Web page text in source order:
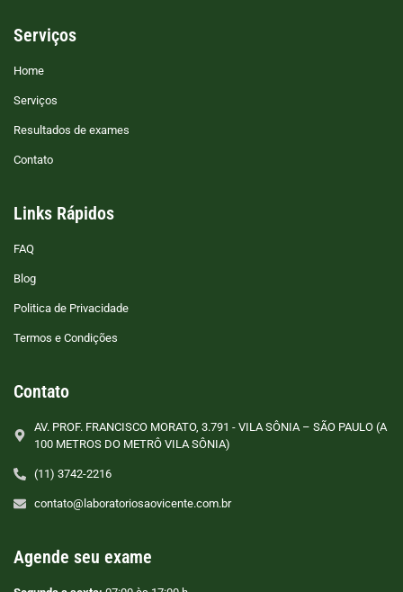
Serviços
Home
Serviços
Resultados de exames
Contato
Links Rápidos
FAQ
Blog
Politica de Privacidade
Termos e Condições
Contato
AV. PROF. FRANCISCO MORATO, 3.791 - VILA SÔNIA – SÃO PAULO (A
100 METROS DO METRÔ VILA SÔNIA)
(11) 3742-2216
contato@laboratoriosaovicente.com.br
Agende seu exame